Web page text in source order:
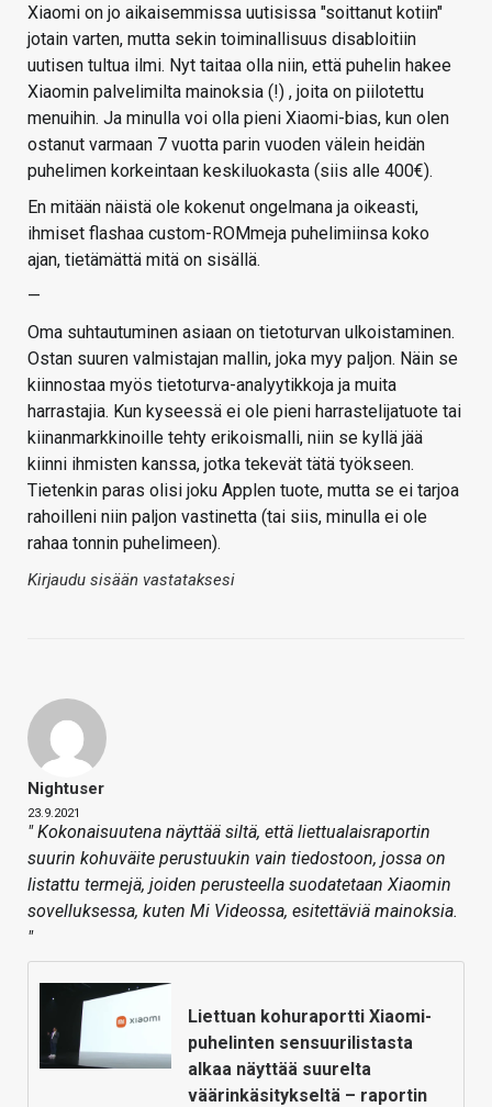
Xiaomi on jo aikaisemmissa uutisissa "soittanut kotiin"
jotain varten, mutta sekin toiminallisuus disabloitiin
uutisen tultua ilmi. Nyt taitaa olla niin, että puhelin hakee
Xiaomin palvelimilta mainoksia (!) , joita on piilotettu
menuihin. Ja minulla voi olla pieni Xiaomi-bias, kun olen
ostanut varmaan 7 vuotta parin vuoden välein heidän
puhelimen korkeintaan keskiluokasta (siis alle 400€).
En mitään näistä ole kokenut ongelmana ja oikeasti,
ihmiset flashaa custom-ROMmeja puhelimiinsa koko
ajan, tietämättä mitä on sisällä.
—
Oma suhtautuminen asiaan on tietoturvan ulkoistaminen.
Ostan suuren valmistajan mallin, joka myy paljon. Näin se
kiinnostaa myös tietoturva-analyytikkoja ja muita
harrastajia. Kun kyseessä ei ole pieni harrastelijatuote tai
kiinanmarkkinoille tehty erikoismalli, niin se kyllä jää
kiinni ihmisten kanssa, jotka tekevät tätä työkseen.
Tietenkin paras olisi joku Applen tuote, mutta se ei tarjoa
rahoilleni niin paljon vastinetta (tai siis, minulla ei ole
rahaa tonnin puhelimeen).
Kirjaudu sisään vastataksesi
Nightuser
23.9.2021
" Kokonaisuutena näyttää siltä, että liettualaisraportin
suurin kohuväite perustuukin vain tiedostoon, jossa on
listattu termejä, joiden perusteella suodatetaan Xiaomin
sovelluksessa, kuten Mi Videossa, esitettäviä mainoksia.
"
Liettuan kohuraportti Xiaomi-
puhelinten sensuurilistasta
alkaa näyttää suurelta
väärinkäsitykseltä – raportin